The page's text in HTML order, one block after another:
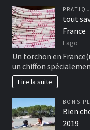
tout
France
Eago
Un torchon en
un chiffon
Lire la suite
BONS
Bien
2019